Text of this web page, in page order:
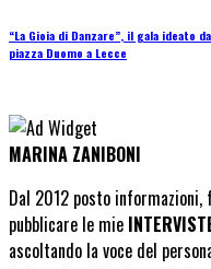
“La Gioia di Danzare”, il gala ideato
piazza Duomo a Lecce
MARINA ZANIBONI
Dal 2012 posto informazioni,
pubblicare le mie
ascoltando la voce del